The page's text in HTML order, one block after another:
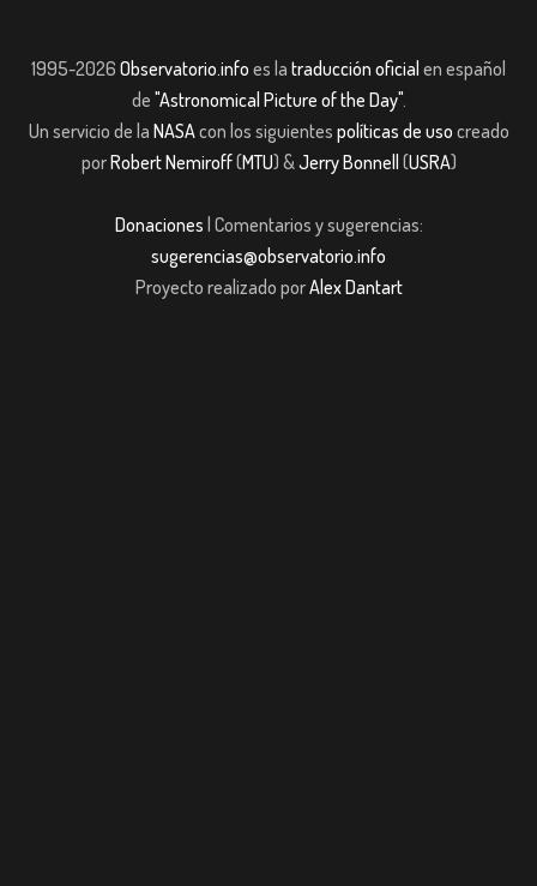
1995-2026 Observatorio.info es la traducción oficial en español
de "Astronomical Picture of the Day".
Un servicio de la NASAcon los siguientes políticas de uso creado
porRobert Nemiroff(MTU) &Jerry Bonnell (USRA)
Donaciones | Comentarios y sugerencias:
sugerencias@observatorio.info
Proyecto realizado porAlex Dantart